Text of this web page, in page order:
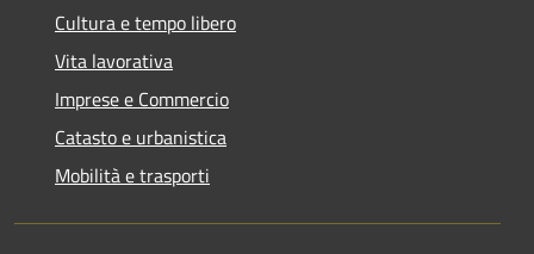
Cultura e tempo libero
Vita lavorativa
Imprese e Commercio
Catasto e urbanistica
Mobilità e trasporti